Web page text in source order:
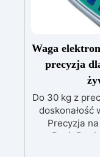
Waga
precyzja
Do 30 kg z
doskonałość
Precyzja
ResinPro